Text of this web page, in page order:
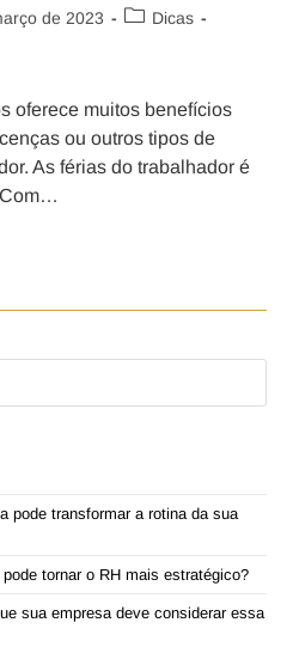
de 2023
Dicas
oferece muitos benefícios
ou outros tipos de
As férias do trabalhador é
Com…
pode transformar a rotina da sua
tornar o RH mais estratégico?
sua empresa deve considerar essa